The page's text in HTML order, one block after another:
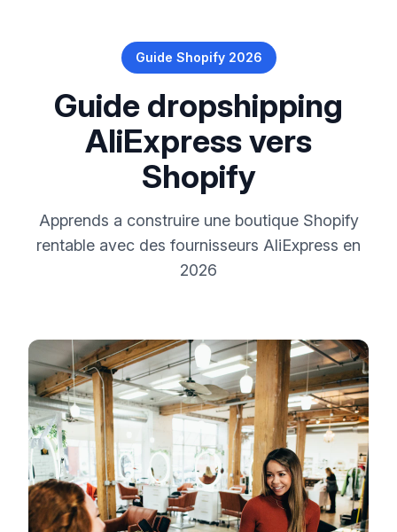
Guide Shopify 2026
Guide dropshipping
AliExpress vers
Shopify
Apprends a construire une boutique Shopify
rentable avec des fournisseurs AliExpress en
2026